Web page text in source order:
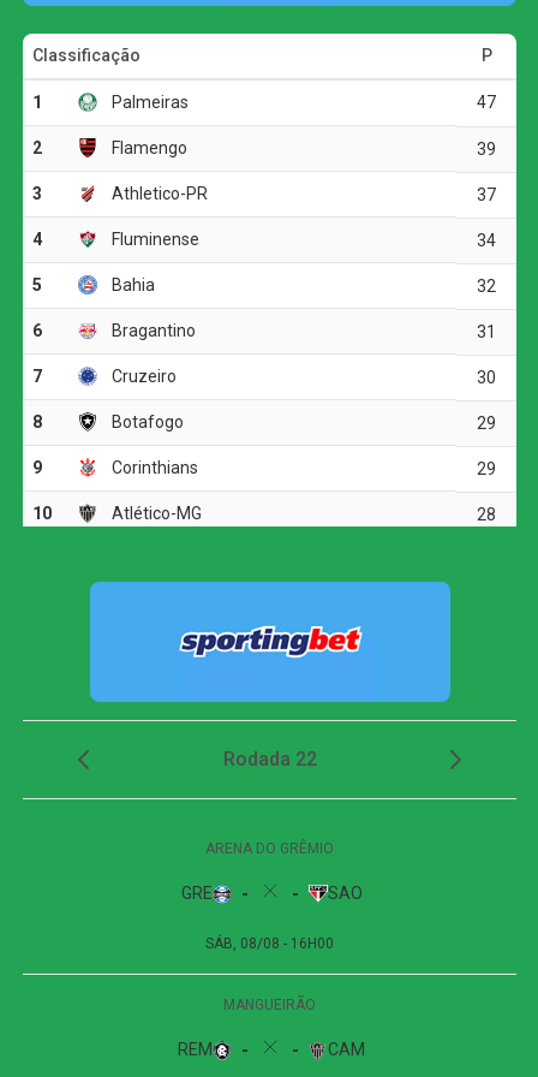
pontos. Esta é a primeira vez que o Verdão avança para o
mata-mata como vice-líder de grupo desde a chegada do
treinador português ao clube. O Junior Barranquilla deu
adeus à Libertadores e sequer garantiu vaga nos playoffs
da Copa Sul-Americana.
O jogo
A partida começou com um susto para os donos da casa
já no primeiro minuto, quando Rivas finalizou com perigo
por cima da meta defendida por Carlos Miguel. O Verdão,
contudo, não demorou a impor seu ritmo e inaugurou o
Flaco López pelo lado esquerdo do ataque, o argentino
levou a melhor sobre a defesa adversária e rolou para
Jhon Arias, que completou de frente para o gol.
Mesmo em vantagem, o Palmeiras seguiu pressionando.
Arias e Andreas Pereira tiveram boas chances de ampliar,
finalizações. A imprecisão cobrou seu preço aos 35
minutos, quando Jean Pestaña escapou em velocidade
pelo setor direito e cruzou na medida para Muriel estufar
as redes palmeirenses e deixar tudo igual.
A resposta alviverde veio em seguida com um cabeceio
de Flaco López que explodiu no travessão. Minutos
tabelou com Arthur na área, passou por dois marcadores
e, na sobra, Allan aproveitou a bola viva para recolocar o
Pereira novamente acionou Flaco López, que conduziu
pela esquerda, entrou na grande área e serviu Jhon Arias.
O colombiano finalizou com precisão para fazer o terceiro